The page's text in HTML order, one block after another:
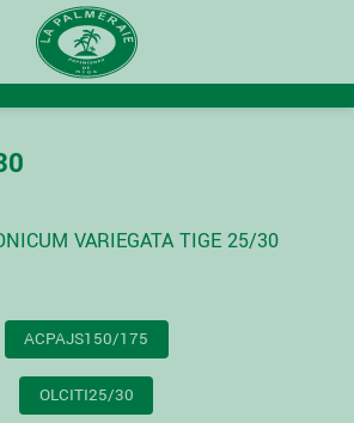
VARIEGATA TIGE 25/30
ACPAJS150/175
OLCITI25/30